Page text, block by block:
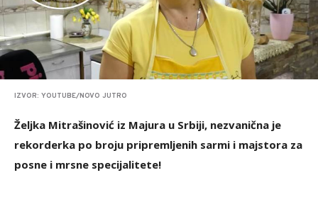
IZVOR: YOUTUBE/NOVO JUTRO
Željka Mitrašinović iz Majura u Srbiji, nezvanična je
rekorderka po broju pripremljenih sarmi i majstora za
posne i mrsne specijalitete!